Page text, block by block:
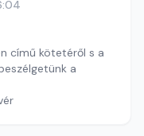
című kötetéről s a
a